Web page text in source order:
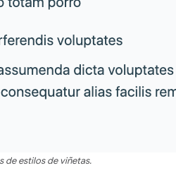
de estilos de viñetas.